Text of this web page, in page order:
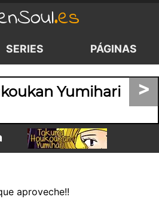
.es
SERIES PÁGINAS
>
Yumihari
aproveche!!